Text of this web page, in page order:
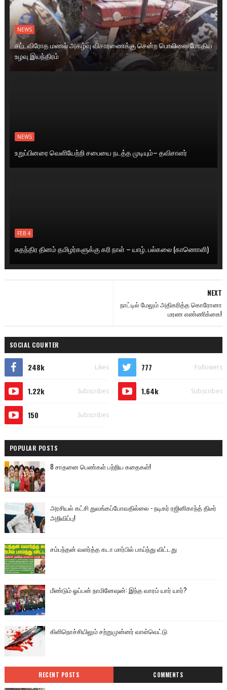
NEWS
சட்டவிரோத மணல் அகழ்வு விசாரணைக்கு சென்ற பொலிஸை மோதிய
உழவு இயந்திரம்
NEWS
உறுப்பினரை வெளியேற்றி சபையை நடத்த முடியும்– தவிசாளர்
FEB 4
சுதந்திர தினம் தமிழர்களுக்கு கரி நாள் – யாழ். பல்கலை (காணொளி)
NEXT
நாட்டில் மேலும் அதிகரித்த கொரோனா
மரண எண்ணிக்கை!
SOCIAL COUNTER
248k Likes 777 Followers
1.22k Subscribes 1.64k Subscribes
150 Subscribes
POPULAR POSTS
8 சாதனை பெண்கள் பற்றிய கதைகள்!
அரசியல் கட்சி துவங்கப்போவதில்லை - நடிகர் ரஜினிகாந்த் திடீர்
அறிவிப்பு!
சம்பந்தன் வளர்த்த கடா மார்பில் பாய்ந்து விட்டது
மீண்டும் ஓப்பன் நாமினேஷன்: இந்த வாரம் யார் யார்?
கிளிநொச்சியிலும் சற்றுமுன்னர் வாள்வெட்டு
RECENT POSTS COMMENTS